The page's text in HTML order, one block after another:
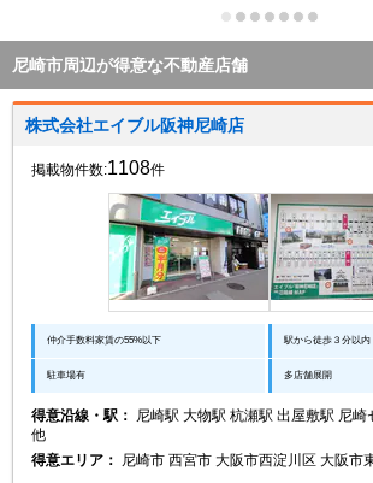
尼崎市周辺が得意な不動産店舗
株式会社エイブル阪神尼崎店
掲載物件数:1108件
仲介手数料家賃の55%以下 駅から徒歩３分以内
駐車場有 多店舗展開
得意沿線・駅：
尼崎駅 大物駅 杭瀬駅 出屋敷駅 尼崎
他
得意エリア：
尼崎市 西宮市 大阪市西淀川区 大阪市